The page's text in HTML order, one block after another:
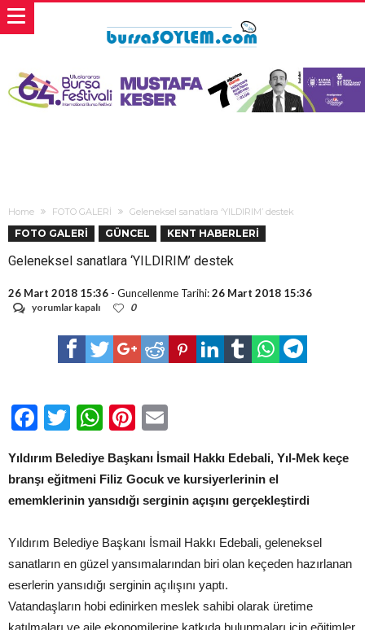
Home FOTO GALERİ Geleneksel sanatlara ‘YILDIRIM’ destek
FOTO GALERİ GÜNCEL KENT HABERLERİ
Geleneksel sanatlara ‘YILDIRIM’ destek
26 Mart 2018 15:36 - Guncellenme Tarihi:26 Mart 2018 15:36
Geleneksel
‘YILDIRIM’
yorumlar kapalı 0
Facebook
TwitterWhatsApp
Pinterest
Yıldırım Belediye Başkanı İsmail Hakkı Edebali, Yıl-Mek keçe
branşı eğitmeni Filiz Gocuk ve kursiyerlerinin el
ememklerinin yansıdığı serginin açışını gerçekleştirdi
Yıldırım Belediye Başkanı İsmail Hakkı Edebali, geleneksel
sanatların en güzel yansımalarından biri olan keçeden hazırlanan
eserlerin yansıdığı serginin açılışını yaptı.
Vatandaşların hobi edinirken meslek sahibi olarak üretime
katılmaları ve aile ekonomilerine katkıda bulunmaları için eğitimler